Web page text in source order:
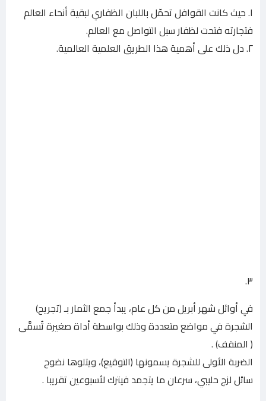
١. حيث كانت القوافل تحمّل باللبان الظفاري لبقية أنحاء العالم
فتجارته فتحت لظفار سبل التواصل مع العالم.
٢. دل ذلك على أهمية هذا الطريق العلمية العالمية.
٣.
في أوائل شهر أبريل من كل عام، يبدأ جمع الثمار بـ (تجريح)
الشجرة في مواضع متعددة وذلك بواسطة أداة صغيرة تُسمَّى
( المنقف) .
الضربة الأولى للشجرة يسمونها (التوقيع)، ويتلوها نضوح
سائل لزج حليبي، سرعان ما يتجمد فيترك لأسبوعين تقريبا .